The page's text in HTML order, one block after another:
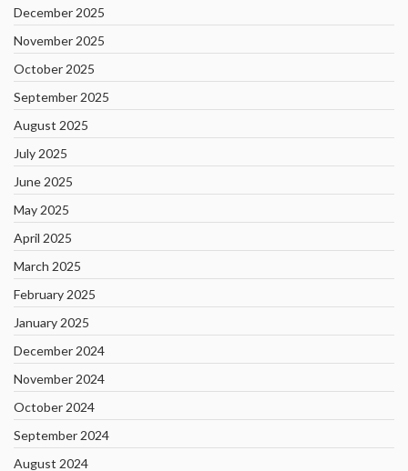
December 2025
November 2025
October 2025
September 2025
August 2025
July 2025
June 2025
May 2025
April 2025
March 2025
February 2025
January 2025
December 2024
November 2024
October 2024
September 2024
August 2024